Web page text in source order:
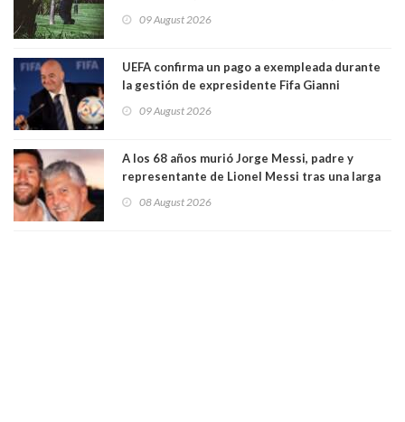
09 August 2026
UEFA confirma un pago a exempleada durante
la gestión de expresidente Fifa Gianni
relación sentimental
09 August 2026
A los 68 años murió Jorge Messi, padre y
representante de Lionel Messi tras una larga
08 August 2026